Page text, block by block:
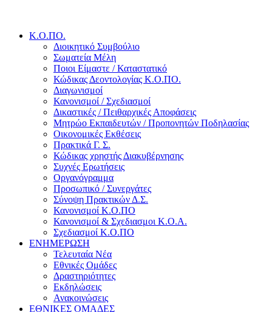
Κ.Ο.ΠΟ.
Διοικητικό Συμβούλιο
Σωματεία Μέλη
Ποιοι Είμαστε / Καταστατικό
Κώδικας Δεοντολογίας Κ.Ο.ΠΟ.
Διαγωνισμοί
Κανονισμοί / Σχεδιασμοί
Δικαστικές / Πειθαρχικές Αποφάσεις
Μητρώο Εκπαιδευτών / Προπονητών Ποδηλασίας
Οικονομικές Εκθέσεις
Πρακτικά Γ. Σ.
Κώδικας χρηστής Διακυβέρνησης
Συχνές Ερωτήσεις
Οργανόγραμμα
Προσωπικό / Συνεργάτες
Σύνοψη Πρακτικών Δ.Σ.
Κανονισμοί Κ.Ο.ΠΟ
Κανονισμοί & Σχεδιασμοι Κ.Ο.Α.
Σχεδιασμοί Κ.Ο.ΠΟ
ΕΝΗΜΕΡΩΣΗ
Τελευταία Νέα
Εθνικές Ομάδες
Δραστηριότητες
Εκδηλώσεις
Ανακοινώσεις
ΕΘΝΙΚΕΣ ΟΜΑΔΕΣ